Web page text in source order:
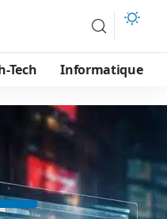
Tech Informatique